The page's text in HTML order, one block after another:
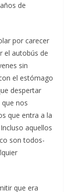
de
por carecer
el autobús de
sin
el estómago
despertar
nos
que entra a la
aquellos
son todos-
que era